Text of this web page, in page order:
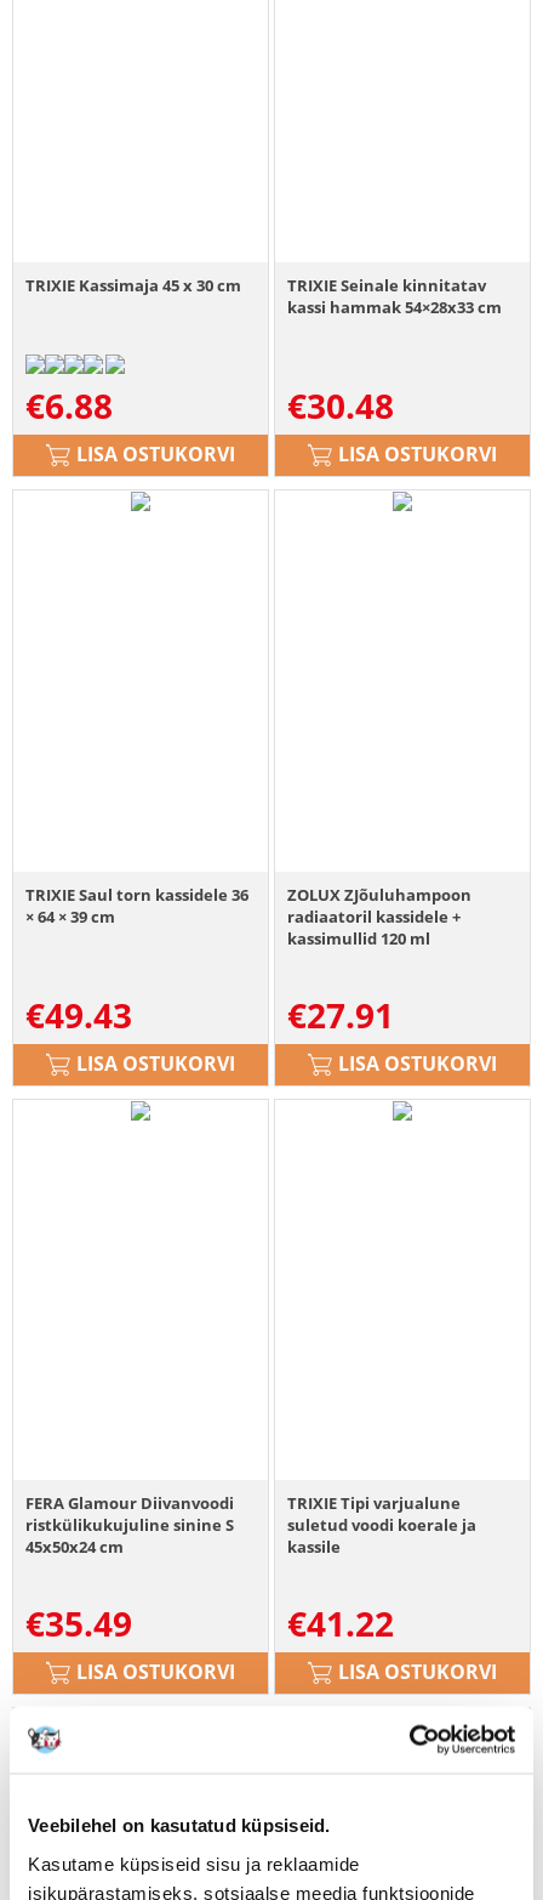
Veebilehel on kasutatud küpsiseid.
Kasutame küpsiseid sisu ja reklaamide
isikupärastamiseks, sotsiaalse meedia funktsioonide
TRIXIE Kassimaja 45 x 30 cm
€6.88
LISA OSTUKORVI
TRIXIE Seinale kinnitatav
kassi hammak 54×28x33 cm
€30.48
LISA OSTUKORVI
TRIXIE Saul torn kassidele 36
× 64 × 39 cm
€49.43
LISA OSTUKORVI
ZOLUX ZJõuluhampoon
radiaatoril kassidele +
kassimullid 120 ml
€27.91
LISA OSTUKORVI
FERA Glamour Diivanvoodi
ristkülikukujuline sinine S
45x50x24 cm
€35.49
LISA OSTUKORVI
TRIXIE Tipi varjualune
suletud voodi koerale ja
kassile
€41.22
LISA OSTUKORVI